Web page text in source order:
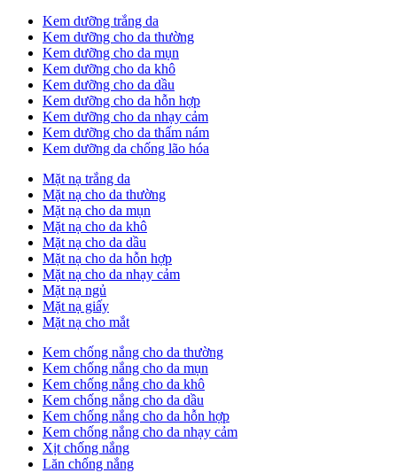
Kem dưỡng trắng da
Kem dưỡng cho da thường
Kem dưỡng cho da mụn
Kem dưỡng cho da khô
Kem dưỡng cho da dầu
Kem dưỡng cho da hỗn hợp
Kem dưỡng cho da nhạy cảm
Kem dưỡng cho da thấm nám
Kem dưỡng da chống lão hóa
Mặt nạ trắng da
Mặt nạ cho da thường
Mặt nạ cho da mụn
Mặt nạ cho da khô
Mặt nạ cho da dầu
Mặt nạ cho da hỗn hợp
Mặt nạ cho da nhạy cảm
Mặt nạ ngủ
Mặt nạ giấy
Mặt nạ cho mắt
Kem chống nắng cho da thường
Kem chống nắng cho da mụn
Kem chống nắng cho da khô
Kem chống nắng cho da dầu
Kem chống nắng cho da hỗn hợp
Kem chống nắng cho da nhạy cảm
Xịt chống nắng
Lăn chống nắng